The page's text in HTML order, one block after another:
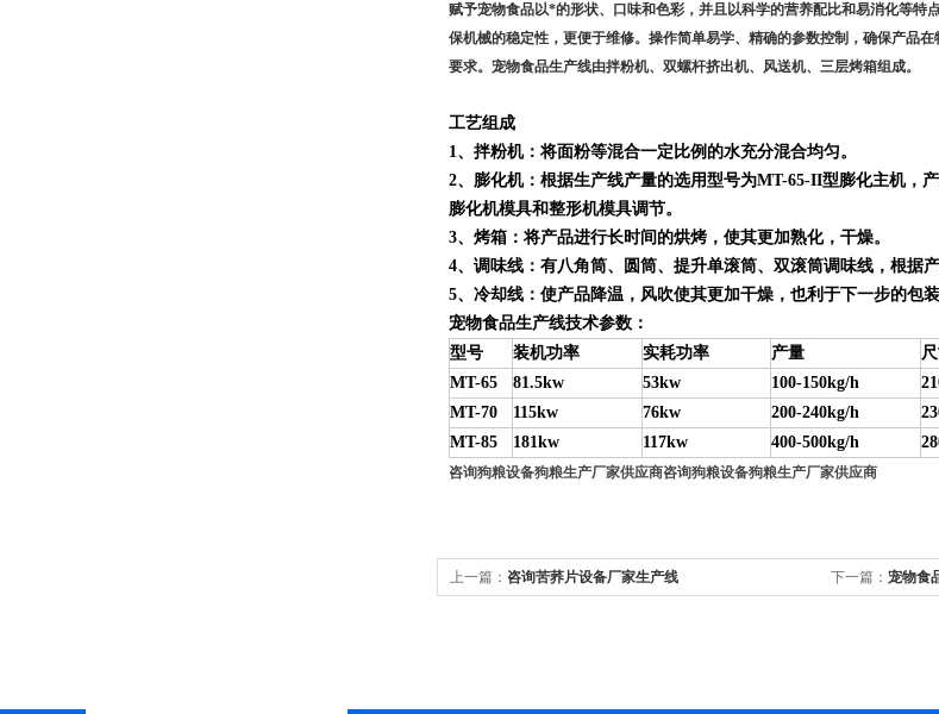
赋予宠物食品以*的形状、口味和色彩，并且以科学的营养配比和易消化等
保机械的稳定性，更便于维修。操作简单易学、精确的参数控制，确保产品
要求。宠物食品生产线由拌粉机、双螺杆挤出机、风送机、三层烤箱组成。
工艺组成
1、拌粉机：将面粉等混合一定比例的水充分混合均匀。
2、膨化机：根据生产线产量的选用型号为MT-65-II型膨化主机，
膨化机模具和整形机模具调节。
3、烤箱：将产品进行长时间的烘烤，使其更加熟化，干燥。
4、调味线：有八角筒、圆筒、提升单滚筒、双滚筒调味线，根据
5、冷却线：使产品降温，风吹使其更加干燥，也利于下一步的包装
宠物食品生产线技术参数：
型号
装机功率 实耗功率 产量
MT-65
81.5kw 53kw 100-150kg/h
MT-70
115kw 76kw 200-240kg/h
MT-85
181kw 117kw 400-500kg/h
咨询狗粮设备狗粮生产厂家供应商咨询狗粮设备狗粮生产厂家供应商
上一篇： 咨询苦荞片设备厂家生产线 下一篇： 宠物食